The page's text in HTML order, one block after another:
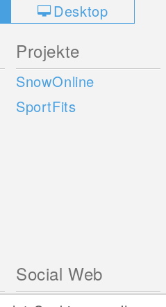
Desktop
Projekte
SnowOnline
SportFits
Social Web